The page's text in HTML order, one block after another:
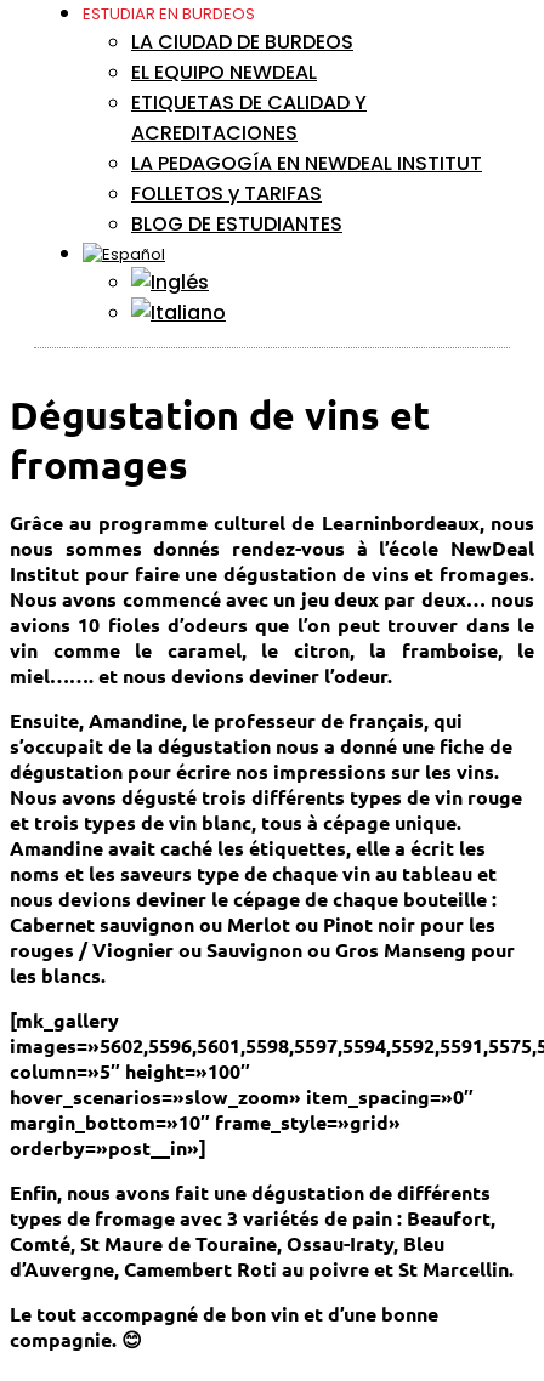
ESTUDIAR EN BURDEOS
LA CIUDAD DE BURDEOS
EL EQUIPO NEWDEAL
ETIQUETAS DE CALIDAD Y
ACREDITACIONES
LA PEDAGOGÍA EN NEWDEAL INSTITUT
FOLLETOS y TARIFAS
BLOG DE ESTUDIANTES
Dégustation de vins et
fromages
Grâce au programme culturel de Learninbordeaux, nous
nous sommes donnés rendez-vous à l’école NewDeal
Institut pour faire une dégustation de vins et fromages.
Nous avons commencé avec un jeu deux par deux… nous
avions 10 fioles d’odeurs que l’on peut trouver dans le
vin comme le caramel, le citron, la framboise, le
miel……. et nous devions deviner l’odeur.
Ensuite, Amandine, le professeur de français, qui
s’occupait de la dégustation nous a donné une fiche de
dégustation pour écrire nos impressions sur les vins.
Nous avons dégusté trois différents types de vin rouge
et trois types de vin blanc, tous à cépage unique.
Amandine avait caché les étiquettes, elle a écrit les
noms et les saveurs type de chaque vin au tableau et
nous devions deviner le cépage de chaque bouteille :
Cabernet sauvignon ou Merlot ou Pinot noir pour les
rouges / Viognier ou Sauvignon ou Gros Manseng pour
les blancs.
[mk_gallery
column=»5″ height=»100″
hover_scenarios=»slow_zoom» item_spacing=»0″
margin_bottom=»10″ frame_style=»grid»
orderby=»post__in»]
Enfin, nous avons fait une dégustation de différents
types de fromage avec 3 variétés de pain : Beaufort,
Comté, St Maure de Touraine, Ossau-Iraty, Bleu
d’Auvergne, Camembert Roti au poivre et St Marcellin.
Le tout accompagné de bon vin et d’une bonne
compagnie. 😊